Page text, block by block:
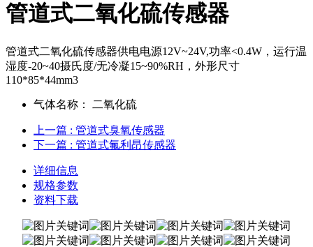
管道式二氧化硫传感器
管道式二氧化硫传感器供电电源12V~24V,功率<0.4W，运行温
湿度-20~40摄氏度/无冷凝15~90%RH，外形尺寸
110*85*44mm3
气体名称： 二氧化硫
上一篇 : 管道式臭氧传感器
下一篇 : 管道式氟利昂传感器
详细信息
规格参数
资料下载